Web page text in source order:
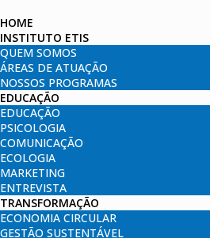
HOME
INSTITUTO ETIS
QUEM SOMOS
ÁREAS DE ATUAÇÃO
NOSSOS PROGRAMAS
EDUCAÇÃO
EDUCAÇÃO
PSICOLOGIA
COMUNICAÇÃO
ECOLOGIA
MARKETING
ENTREVISTA
TRANSFORMAÇÃO
ECONOMIA CIRCULAR
GESTÃO SUSTENTÁVEL